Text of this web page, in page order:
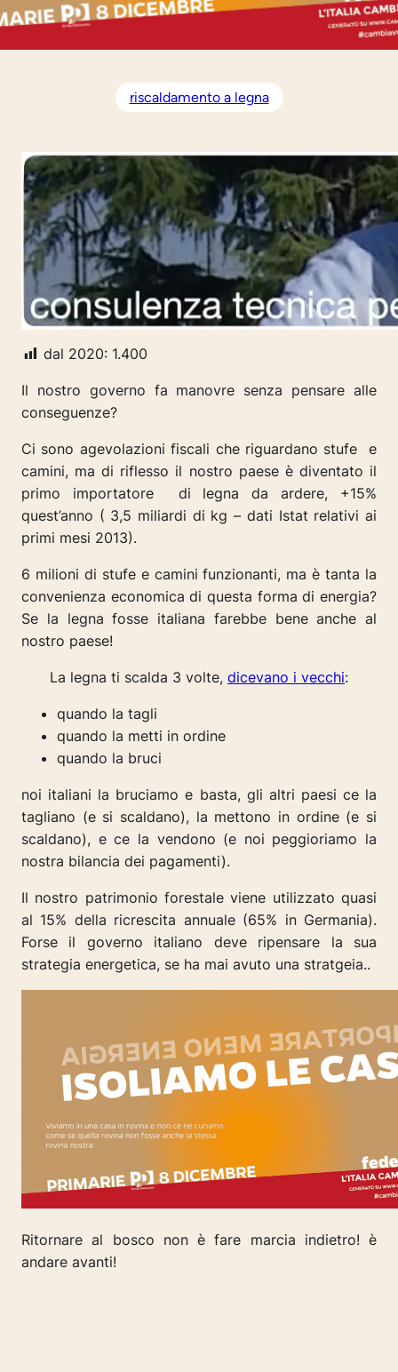
riscaldamento a legna
dal 2020: 1.400
Il nostro governo fa manovre senza pensare alle
conseguenze?
Ci sono agevolazioni fiscali che riguardano stufe e
camini, ma di riflesso il nostro paese è diventato il
primo importatore di legna da ardere, +15%
quest’anno ( 3,5 miliardi di kg – dati Istat relativi ai
primi mesi 2013).
6 milioni di stufe e camini funzionanti, ma è tanta la
convenienza economica di questa forma di energia?
Se la legna fosse italiana farebbe bene anche al
nostro paese!
La legna ti scalda 3 volte, dicevano i vecchi:
quando la tagli
quando la metti in ordine
quando la bruci
noi italiani la bruciamo e basta, gli altri paesi ce la
tagliano (e si scaldano), la mettono in ordine (e si
scaldano), e ce la vendono (e noi peggioriamo la
nostra bilancia dei pagamenti).
Il nostro patrimonio forestale viene utilizzato quasi
al 15% della ricrescita annuale (65% in Germania).
Forse il governo italiano deve ripensare la sua
strategia energetica, se ha mai avuto una stratgeia..
Ritornare al bosco non è fare marcia indietro! è
andare avanti!